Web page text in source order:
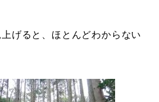
げると、ほとんどわからない